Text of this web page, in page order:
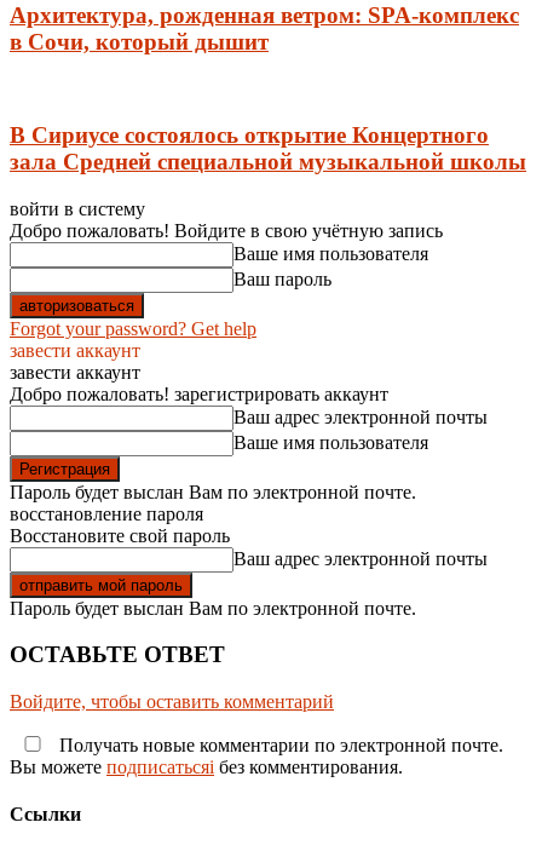
Архитектура, рожденная ветром: SPA-комплекс
в Сочи, который дышит
В Сириусе состоялось открытие Концертного
зала Средней специальной музыкальной школы
войти в систему
Добро пожаловать! Войдите в свою учётную запись
Ваше имя пользователя
Ваш пароль
Forgot your password? Get help
завести аккаунт
завести аккаунт
Добро пожаловать! зарегистрировать аккаунт
Ваш адрес электронной почты
Ваше имя пользователя
Пароль будет выслан Вам по электронной почте.
восстановление пароля
Восстановите свой пароль
Ваш адрес электронной почты
Пароль будет выслан Вам по электронной почте.
ОСТАВЬТЕ ОТВЕТ
Войдите, чтобы оставить комментарий
Получать новые комментарии по электронной почте.
Вы можете подписатьсяi без комментирования.
Ссылки